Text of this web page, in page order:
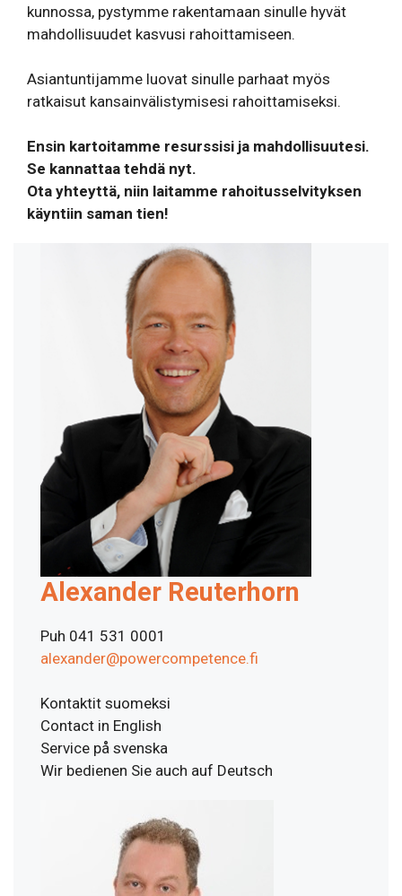
kunnossa, pystymme rakentamaan sinulle hyvät
mahdollisuudet kasvusi rahoittamiseen.
Asiantuntijamme luovat sinulle parhaat myös
ratkaisut kansainvälistymisesi rahoittamiseksi.
Ensin kartoitamme resurssisi ja mahdollisuutesi.
Se kannattaa tehdä nyt.
Ota yhteyttä, niin laitamme rahoitusselvityksen
käyntiin saman tien!
Alexander Reuterhorn
Puh 041 531 0001
alexander@powercompetence.fi
Kontaktit suomeksi
Contact in English
Service på svenska
Wir bedienen Sie auch auf Deutsch